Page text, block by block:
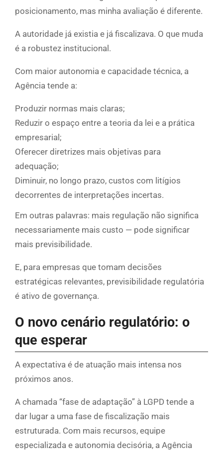
posicionamento, mas minha avaliação é diferente.
A autoridade já existia e já fiscalizava. O que muda
é a robustez institucional.
Com maior autonomia e capacidade técnica, a
Agência tende a:
Produzir normas mais claras;
Reduzir o espaço entre a teoria da lei e a prática
empresarial;
Oferecer diretrizes mais objetivas para
adequação;
Diminuir, no longo prazo, custos com litígios
decorrentes de interpretações incertas.
Em outras palavras: mais regulação não significa
necessariamente mais custo — pode significar
mais previsibilidade.
E, para empresas que tomam decisões
estratégicas relevantes, previsibilidade regulatória
é ativo de governança.
O novo cenário regulatório: o
que esperar
A expectativa é de atuação mais intensa nos
próximos anos.
A chamada “fase de adaptação” à LGPD tende a
dar lugar a uma fase de fiscalização mais
estruturada. Com mais recursos, equipe
especializada e autonomia decisória, a Agência